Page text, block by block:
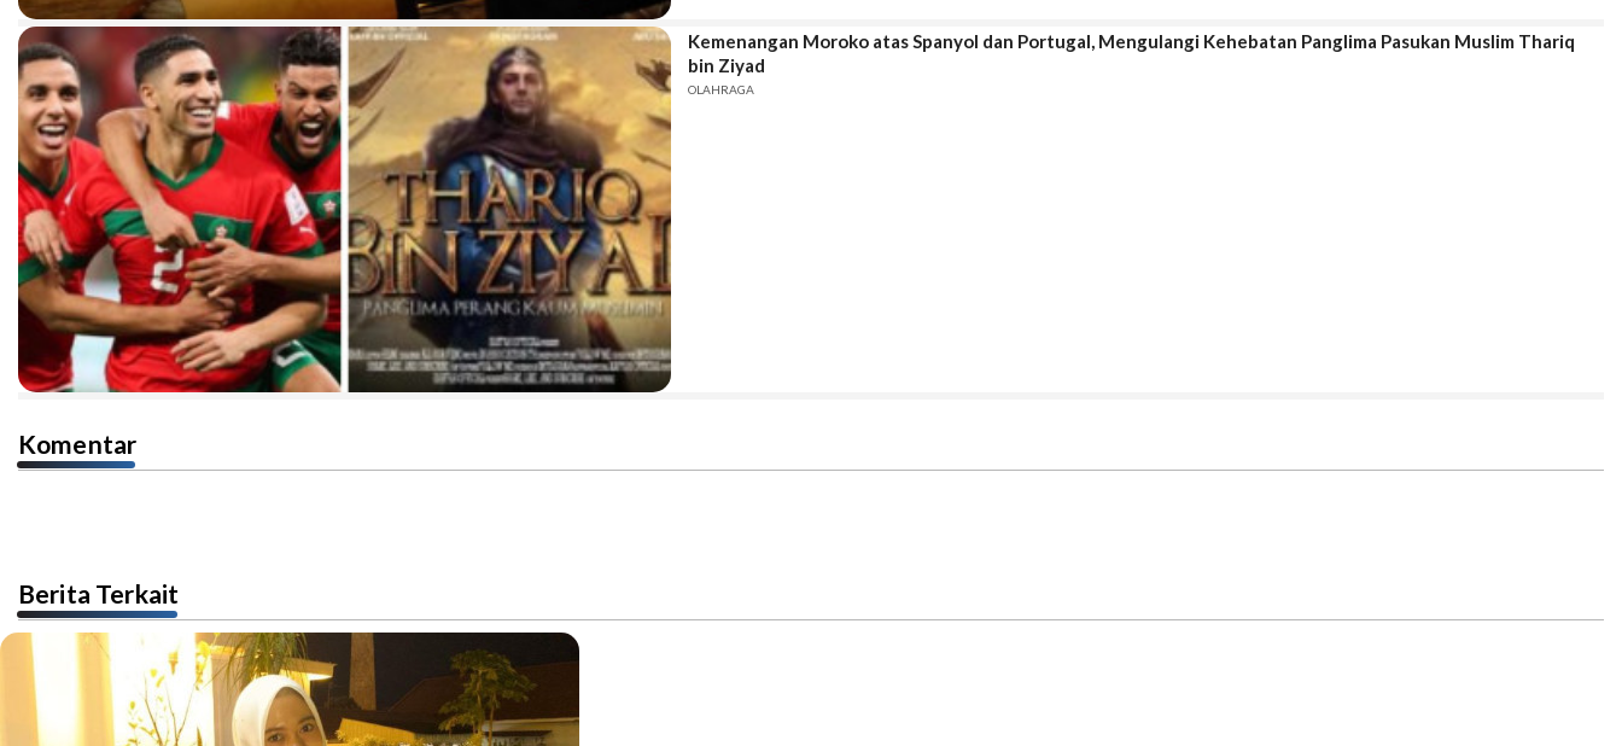
Kemenangan Moroko atas Spanyol dan Portugal, Mengulangi Kehebatan Panglima Pasukan Muslim Thariq
bin Ziyad
OLAHRAGA
Komentar
Berita Terkait